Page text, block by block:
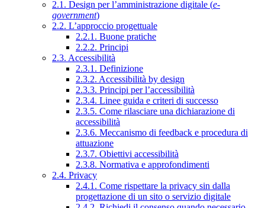
2.1. Design per l’amministrazione digitale (e-
government)
2.2. L’approccio progettuale
2.2.1. Buone pratiche
2.2.2. Principi
2.3. Accessibilità
2.3.1. Definizione
2.3.2. Accessibilità by design
2.3.3. Principi per l’accessibilità
2.3.4. Linee guida e criteri di successo
2.3.5. Come rilasciare una dichiarazione di
accessibilità
2.3.6. Meccanismo di feedback e procedura di
attuazione
2.3.7. Obiettivi accessibilità
2.3.8. Normativa e approfondimenti
2.4. Privacy
2.4.1. Come rispettare la privacy sin dalla
progettazione di un sito o servizio digitale